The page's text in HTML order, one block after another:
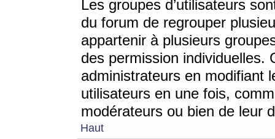
Les groupes d’utilisateurs
du forum de regrouper
appartenir à plusieurs
des permission individuelles.
administrateurs en modifiant
utilisateurs en une fois,
modérateurs ou bien de leur
Haut